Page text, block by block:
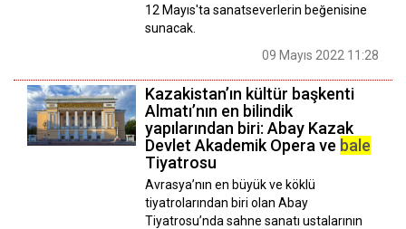
12 Mayıs'ta sanatseverlerin beğenisine
sunacak.
09 Mayıs 2022 11:28
Kazakistan’ın kültür başkenti
Almatı’nın en bilindik
yapılarından biri: Abay Kazak
Devlet Akademik Opera ve bale
Tiyatrosu
Avrasya’nın en büyük ve köklü
tiyatrolarından biri olan Abay
Tiyatrosu’nda sahne sanatı ustalarının